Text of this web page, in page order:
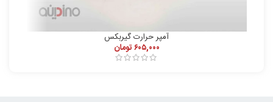
آمپر حرارت گیربکس
۶۰۵,۰۰۰تومان